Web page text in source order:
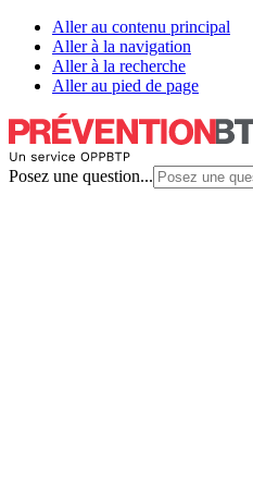
Aller au contenu principal
Aller à la navigation
Aller à la recherche
Aller au pied de page
Posez une question...